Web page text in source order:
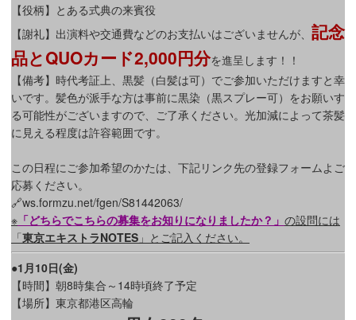
【役柄】とある式典の来賓役
【謝礼】出演料や交通費などのお支払いはございませんが、 記念
品とQUOカード2,000円分を進呈します！！
【備考】時代考証上、黒髪（白髪は可）でご参加いただけますと幸
いです。髪色が派手な方は事前に黒染（黒スプレー可）をお願いす
る可能性がございますので、ご了承ください。光加減によって茶髪
に見える程度は許容範囲です。
この日程にご参加希望のかたは、下記リンク先の登録フォームよご
応募ください。
🔗ws.formzu.net/fgen/S81442063/
※ 「どちらでこちらの募集をお知りになりましたか？」 の設問には
「東京エキストラNOTES 」とご記入ください。
●1月10日(金)
【時間】朝8時集合～14時頃終了予定
【場所】東京都港区高輪